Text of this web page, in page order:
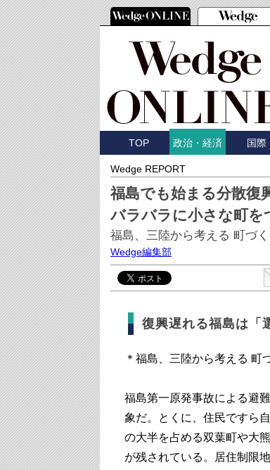
TOP 政治・経済 国際
Wedge REPORT
福島でも始まる分散復
バラバラに小さな町を
福島、三陸から考える 町づ
Wedge編集部
復興遅れる福島は「
＊福島、三陸から考える 町
福島第一原発事故による避
象だ。とくに、住民ですら
の大半を占める双葉町や大
が残されている。居住制限